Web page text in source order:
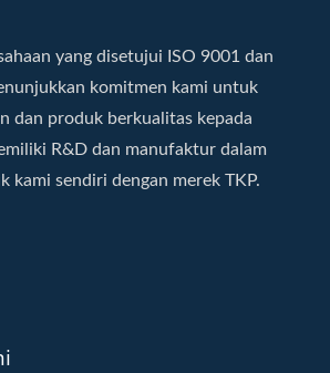
yang disetujui ISO 9001 dan
komitmen kami untuk
dan produk berkualitas kepada
R&D dan manufaktur dalam
kami sendiri dengan merek TKP.